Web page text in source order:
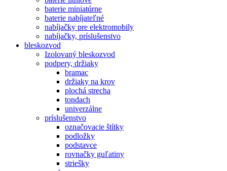
baterie miniatúrne
baterie nabíjateľné
nabíjačky pre elektromobily
nabíjačky, príslušenstvo
bleskozvod
Izolovaný bleskozvod
podpery, držiaky
bramac
držiaky na krov
plochá strecha
tondach
univerzálne
príslušenstvo
označovacie štítky
podložky
podstavce
rovnačky guľatiny
striešky